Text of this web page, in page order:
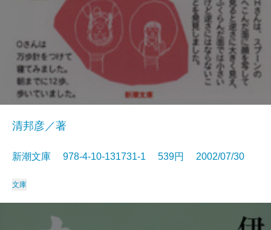
清邦彦／著
新潮文庫 978-4-10-131731-1 539円 2002/07/30
文庫